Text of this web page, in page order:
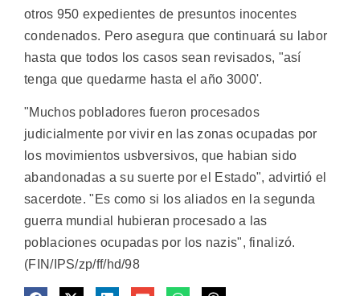
otros 950 expedientes de presuntos inocentes
condenados. Pero asegura que continuará su labor
hasta que todos los casos sean revisados, "así
tenga que quedarme hasta el año 3000'.
"Muchos pobladores fueron procesados
judicialmente por vivir en las zonas ocupadas por
los movimientos usbversivos, que habian sido
abandonadas a su suerte por el Estado", advirtió el
sacerdote. "Es como si los aliados en la segunda
guerra mundial hubieran procesado a las
poblaciones ocupadas por los nazis", finalizó.
(FIN/IPS/zp/ff/hd/98